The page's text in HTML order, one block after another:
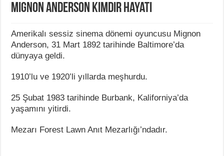
Mignon Anderson Kimdir Hayatı
Amerikalı sessiz sinema dönemi oyuncusu Mignon
Anderson, 31 Mart 1892 tarihinde Baltimore’da
dünyaya geldi.
1910’lu ve 1920’li yıllarda meşhurdu.
25 Şubat 1983 tarihinde Burbank, Kaliforniya’da
yaşamını yitirdi.
Mezarı Forest Lawn Anıt Mezarlığı’ndadır.